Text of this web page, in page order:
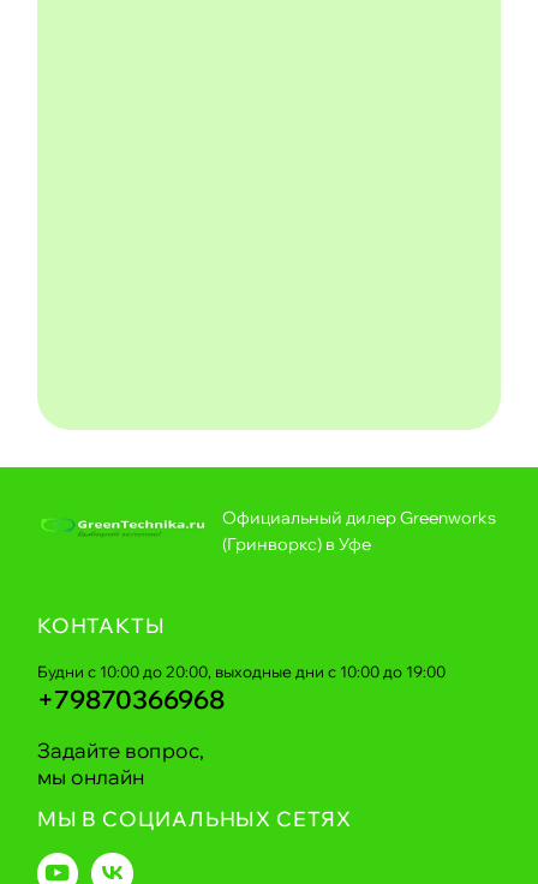
Официальный дилер Greenworks
(Гринворкс) в Уфе
КОНТАКТЫ
Будни с 10:00 до 20:00, выходные дни с 10:00 до 19:00
+79870366968
Задайте вопрос,
мы онлайн
МЫ В СОЦИАЛЬНЫХ СЕТЯХ